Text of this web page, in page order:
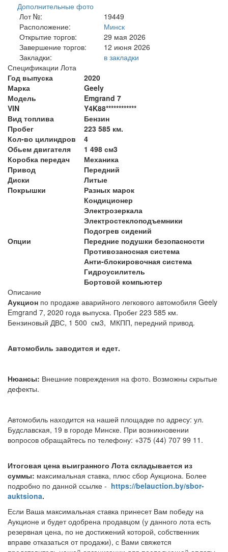
Дополнительные фото
Лот №:
19449
Расположение:
Минск
Открытие торгов:
29 мая 2026
Завершение торгов:
12 июня 2026
Закладки:
в закладки
Спецификации Лота
Год выпуска
2020
Марка
Geely
Модель
Emgrand 7
VIN
Y4K88************
Вид топлива
Бензин
Пробег
223 585 км.
Кол-во цилиндров
4
Обьем двигателя
1 498 см3
Коробка передач
Механика
Привод
Передний
Диски
Литые
Покрышки
Разных марок
Опции
Кондиционер
Электрозеркала
Электростеклоподъемники
Подогрев сидений
Передние подушки безопасности
Противозаносная система
Анти-блокировочная система
Гидроусилитель
Бортовой компьютер
Описание
Аукцион по продаже аварийного легкового автомобиля Geely
Emgrand 7, 2020 года выпуска. Пробег 223 585 км.
Бензиновый ДВС, 1 500 см3, МКПП, передний привод.
Автомобиль заводится и едет.
Нюансы: Внешние повреждения на фото. Возможны скрытые
дефекты.
Автомобиль находится на нашей площадке по адресу: ул.
Будславская, 19 в городе Минске. При возникновении
вопросов обращайтесь по телефону: +375 (44) 707 99 11.
Итоговая цена выигранного Лота складывается из
суммы: максимальная ставка, плюс сбор Аукциона. Более
подробно по данной ссылке - https://belauction.by/sbor-
auktsiona.
Если Ваша максимальная ставка принесет Вам победу на
Аукционе и будет одобрена продавцом (у данного лота есть
резервная цена, по не достижений которой, собственник
вправе отказаться от продажи), с Вами свяжется